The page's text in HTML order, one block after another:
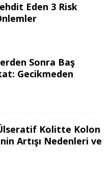
Eden 3 Risk
Sonra Baş
Gecikmeden
Kolitte Kolon
Artışı Nedenleri ve